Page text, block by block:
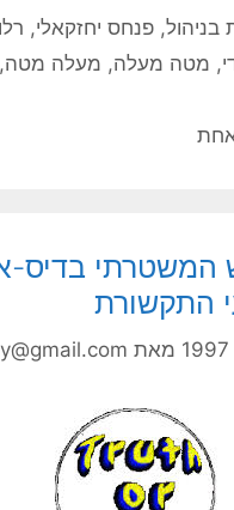
,פנחס יחזקאלי,
מעלה,מעלה מטה,
בדיס-
מאת